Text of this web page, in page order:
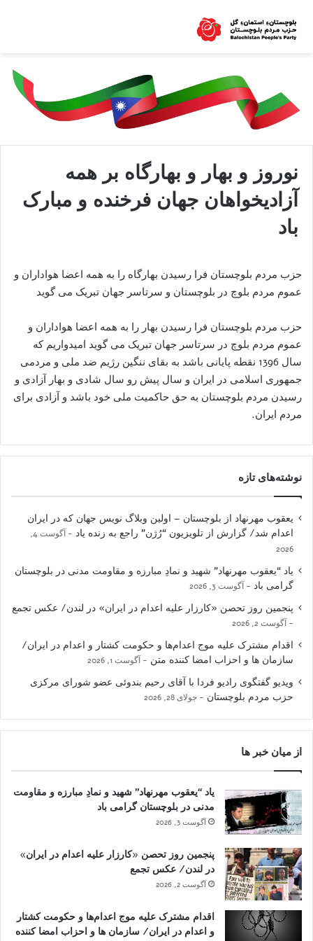
نوروز و بهار و بهارگاه بر همه
آزادیخواهان جهان فرخنده و مبارک
باد
حزب مردم بلوچستان فرا رسیدن بهارگاه را به همه اعضا هواداران و
عموم مردم بلوچ در بلوچستان و سرتاسر جهان تبریک می گوید
حزب مردم بلوچستان فرا رسیدن بهار را به همه اعضا هواداران و
عموم مردم بلوچ در سرتاسر جهان تبریک می گوید امیدواریم که
سال 1396 نقطه پایانی باشد به بقای ننگین رژیم ضد ملی و مردمی
جمهوری اسلامی در ایران و سال پیش رو سال شادی و بهار آزادی و
رسیدن مردم بلوچستان به حق حاکمیت ملی خود باشد و آزادی برای
مردم ایران.
نوشته‌های تازه
یعقوب مهرنهاد از بلوچستان – اولین وبلاگ نویس جهان که در ایران
اعدام شد/ گزارش از تلویزیون “رُژن” راجع به زنده یاد
آگوست 4,
2026
یاد “یعقوب مهرنهاد” شهید و نمادِ مبارزه و مقاومت مدنی در بلوچستان
گرامی باد
آگوست 3, 2026
پنجمین روز تحصن «کارزار علیه اعدام در ایران» در لندن/ عکس تجمع
آگوست 2, 2026
اقدام مشترک علیه موج اعدام‌ها و حکومت کشتار و اعدام در ایران/
سازمان ها و احزاب امضا کننده متن
آگوست 1, 2026
ویدیو گفتگوی رادیو فردا با آقای رحیم بندوئی عضو شورای مرکزی
حزب مردم بلوچستان
جولای 28, 2026
از میان خبر ها
یاد “یعقوب مهرنهاد” شهید و نمادِ مبارزه و مقاومت
مدنی در بلوچستان گرامی باد
آگوست 3, 2026
پنجمین روز تحصن «کارزار علیه اعدام در ایران»
در لندن/ عکس تجمع
آگوست 2, 2026
اقدام مشترک علیه موج اعدام‌ها و حکومت کشتار
و اعدام در ایران/ سازمان ها و احزاب امضا کننده